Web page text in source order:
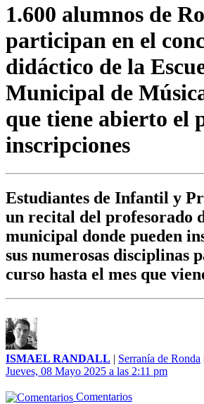
1.600 alumnos de
participan en el
didáctico de la
Municipal de
que tiene abierto el
inscripciones
Estudiantes de Infantil y
un recital del profesorado
municipal donde pueden
sus numerosas disciplinas
curso hasta el mes que
ISMAEL RANDALL | Serranía de Ronda
Jueves, 08 Mayo 2025 a las 2:11 pm
Comentarios